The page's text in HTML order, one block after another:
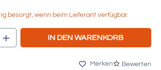
besorgt, wenn beim Lieferant verfügbar.
Gib den gewünschten
IN DEN WARENKORB
Merken Bewerten